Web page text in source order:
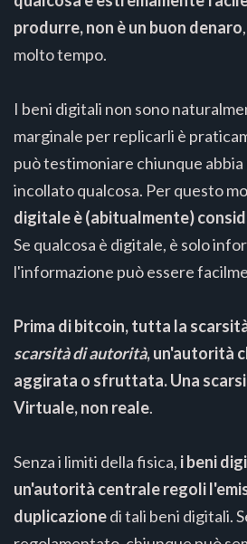
produrre, non è un buon denaro
molto tempo.
I beni digitali non sono
marginale per replicarli è
può testimoniare chiunque abbia
incollato qualcosa. Per questo
digitale è (abitualmente)
Se qualcosa è digitale, è solo
l'informazione può essere
Prima di bitcoin, tutta la
scarsità di autorità, un'autorità
aggirata o sfruttata. Una
Virtuale, non reale.
Senza i limiti della fisica, i beni
un'autorità centrale regoli
duplicazionedi tali beni digitali.